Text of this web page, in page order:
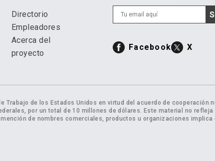
Directorio
Empleadores
Acerca del
proyecto
Facebook X
de los Estados Unidos en virtud del acuerdo de cooperación
por un total de 10 millones de dólares. Este material no
de nombres comerciales, productos u organizaciones